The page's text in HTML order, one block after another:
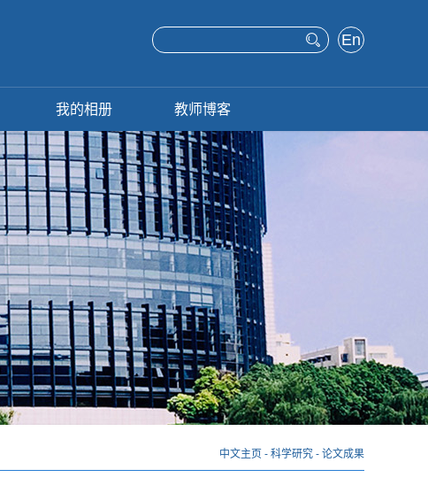
En
h
我的相册 教师博客
中文主页 - 科学研究 - 论文成果